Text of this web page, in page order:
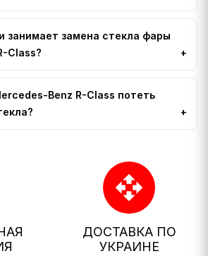
занимает замена стекла фары
Class?
Benz R-Class потеть
open_with
ДОСТАВКА ПО
УКРАИНЕ